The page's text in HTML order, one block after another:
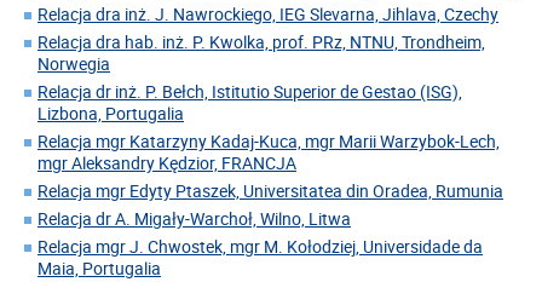
Relacja dra inż. J. Nawrockiego, IEG Slevarna, Jihlava, Czechy
Relacja dra hab. inż. P. Kwolka, prof. PRz, NTNU, Trondheim,
Norwegia
Relacja dr inż. P. Bełch, Istitutio Superior de Gestao (ISG),
Lizbona, Portugalia
Relacja mgr Katarzyny Kadaj-Kuca, mgr Marii Warzybok-Lech,
mgr Aleksandry Kędzior, FRANCJA
Relacja mgr Edyty Ptaszek, Universitatea din Oradea, Rumunia
Relacja dr A. Migały-Warchoł, Wilno, Litwa
Relacja mgr J. Chwostek, mgr M. Kołodziej, Universidade da
Maia, Portugalia